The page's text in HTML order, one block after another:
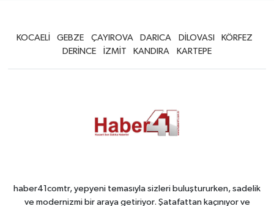
KOCAELİ GEBZE ÇAYIROVA DARICA DİLOVASI
KÖRFEZ
DERİNCE
İZMİT KANDIRA KARTEPE
haber41comtr, yepyeni temasıyla sizleri buluştururken, sadelik
ve modernizmi bir araya getiriyor. Şatafattan kaçınıyor ve